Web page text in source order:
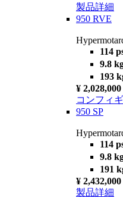
製品詳細
950 RVE
114
9.8
193
¥ 2,028,000
コンフィ
950 SP
114
9.8
191
¥ 2,432,000
製品詳細